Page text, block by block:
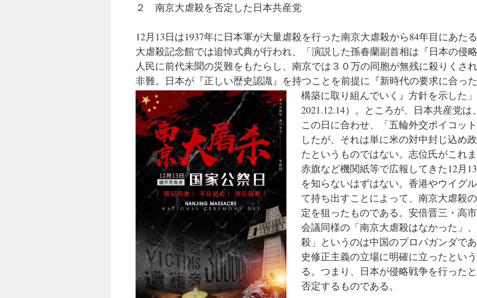
２ 南京大虐殺を否定した日本共産党
12月13日は1937年に日本軍が大量虐殺を行った南京大虐殺から84年目にあた
大虐殺記念館では追悼式典が行われ、「演説した孫春蘭副首相は『日本の侵
人民に前代未聞の災難をもたらし、南京では３０万の同胞が無残に殺りくさ
非難。日本が『正しい歴史認識』を持つことを前提に『新時代の要求に合っ
構築に取り組んでいく』方針を示した」
2021.12.14）。ところが、日本共産党は
この日に合わせ、「五輪外交ボイコッ
したが、それは単に米の対中封じ込め
たというものではない。志位氏がこれ
赤旗など機関紙等で広報してきた12月
を知らないはずはない。香港やウイグ
て持ち出すことによって、南京大虐殺
定を狙ったものである。安倍晋三・高
会議同様の「南京大虐殺はなかった」
殺」というのは中国のプロパガンダで
史修正主義の立場に明確に立ったとい
る。つまり、日本が侵略戦争を行った
否定するものである。